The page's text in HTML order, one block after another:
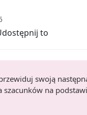
to
swoją
szacunków na